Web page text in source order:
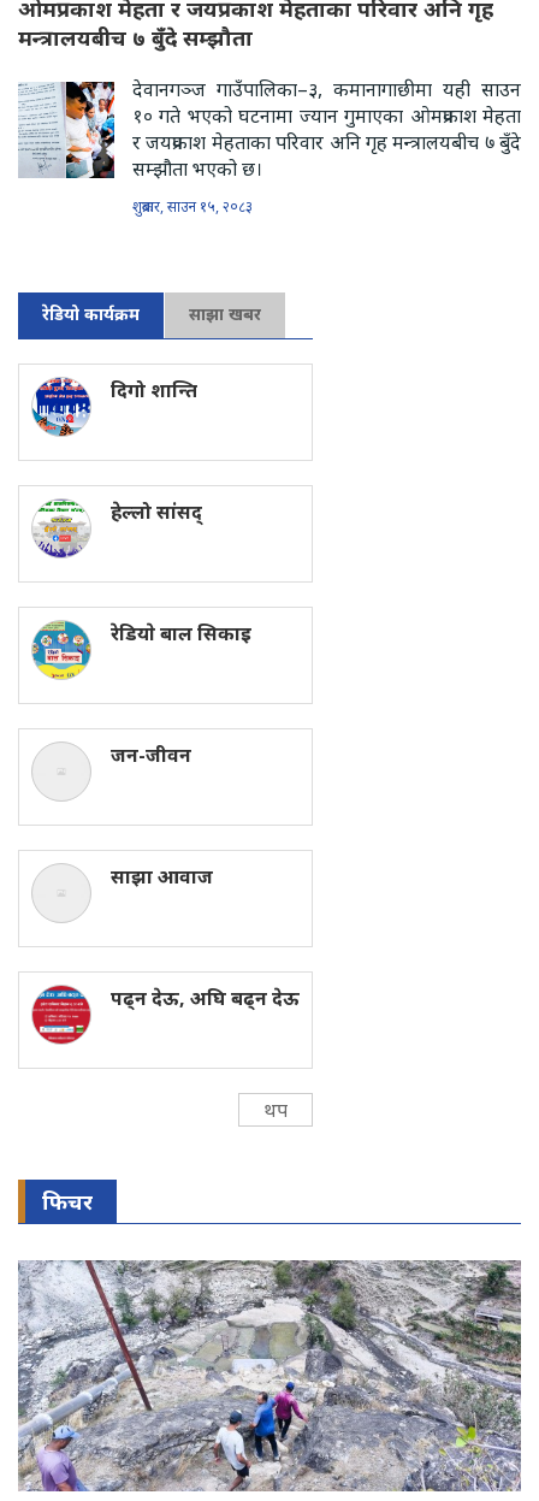
ओमप्रकाश मेहता र जयप्रकाश मेहताका परिवार अनि गृह
मन्त्रालयबीच ७ बुँदे सम्झौता
देवानगञ्ज गाउँपालिका–३, कमानागाछीमा यही साउन
१० गते भएको घटनामा ज्यान गुमाएका ओमप्रकाश मेहता
र जयप्रकाश मेहताका परिवार अनि गृह मन्त्रालयबीच ७ बुँदे
सम्झौता भएको छ।
शुक्रबार, साउन १५, २०८३
रेडियो कार्यक्रम साझा खबर
दिगो शान्ति
हेल्लो सांसद्
रेडियाे बाल सिकाइ
जन-जीवन
साझा आवाज
पढ्न देऊ, अघि बढ्न देऊ
थप
फिचर